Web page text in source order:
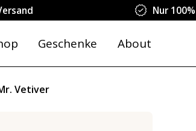
Nur
Geschenke About
Vetiver